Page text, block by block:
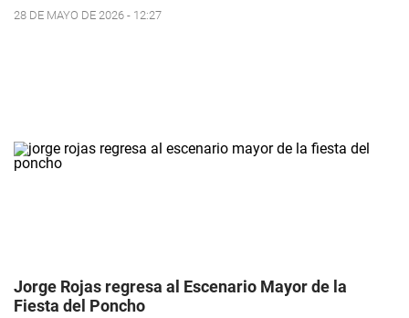
28 DE MAYO DE 2026 - 12:27
Jorge Rojas regresa al Escenario Mayor de la
Fiesta del Poncho